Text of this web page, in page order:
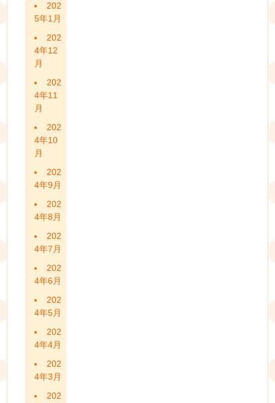
202
5年1月
202
4年12
月
202
4年11
月
202
4年10
月
202
4年9月
202
4年8月
202
4年7月
202
4年6月
202
4年5月
202
4年4月
202
4年3月
202